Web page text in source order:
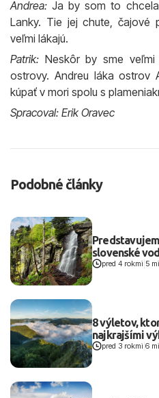
Andrea:Ja by som to
Lanky. Tie jej chute, čajové
veľmi lákajú.
Patrik: Neskôr by sme veľmi
ostrovy. Andreu láka ostrov
kúpať v mori spolu s
Spracoval: Erik Oravec
Podobné články
slovenské
pred 4 rokmi 5
8 výletov,
najkrajšími
pred 3 rokmi 6